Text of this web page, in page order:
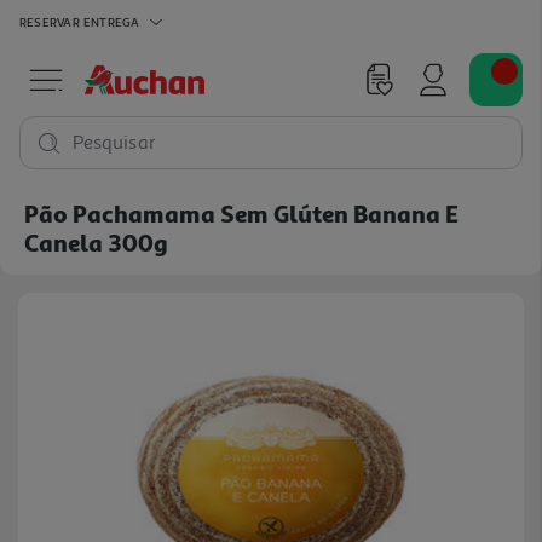
RESERVAR ENTREGA
Pesquisar
Pão Pachamama Sem Glúten Banana E
Canela 300g